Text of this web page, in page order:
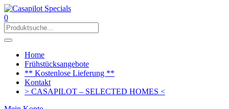
0
Home
Frühstücksangebote
** Kostenlose Lieferung **
Kontakt
> CASAPILOT – SELECTED HOMES <